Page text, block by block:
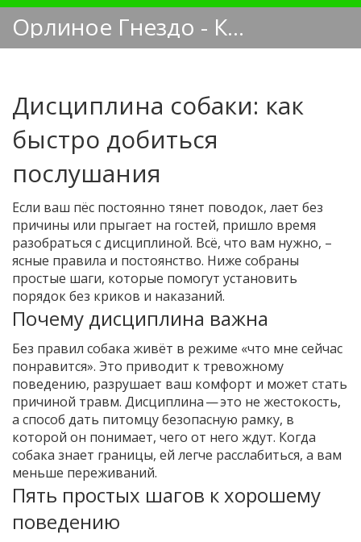
Орлиное Гнездо - Кинологический блог
Дисциплина собаки: как
быстро добиться
послушания
Если ваш пёс постоянно тянет поводок, лает без
причины или прыгает на гостей, пришло время
разобраться с дисциплиной. Всё, что вам нужно, –
ясные правила и постоянство. Ниже собраны
простые шаги, которые помогут установить
порядок без криков и наказаний.
Почему дисциплина важна
Без правил собака живёт в режиме «что мне сейчас
понравится». Это приводит к тревожному
поведению, разрушает ваш комфорт и может стать
причиной травм. Дисциплина — это не жестокость,
а способ дать питомцу безопасную рамку, в
которой он понимает, чего от него ждут. Когда
собака знает границы, ей легче расслабиться, а вам
меньше переживаний.
Пять простых шагов к хорошему
поведению